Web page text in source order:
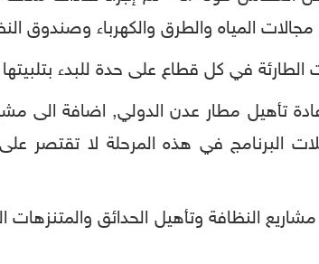
المياه والطرق والكهرباء وصندوق
الطارئة في كل قطاع على حدة للبدء
تأهيل مطار عدن الدولي, اضافة الى
البرنامج في هذه المرحلة لا تقتصر
النظافة وتأهيل الحدائق